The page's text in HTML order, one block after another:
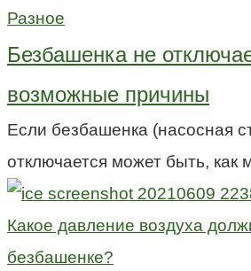
Разное
Безбашенка не
возможные причины
Если безбашенка (насосная
отключается может быть, как